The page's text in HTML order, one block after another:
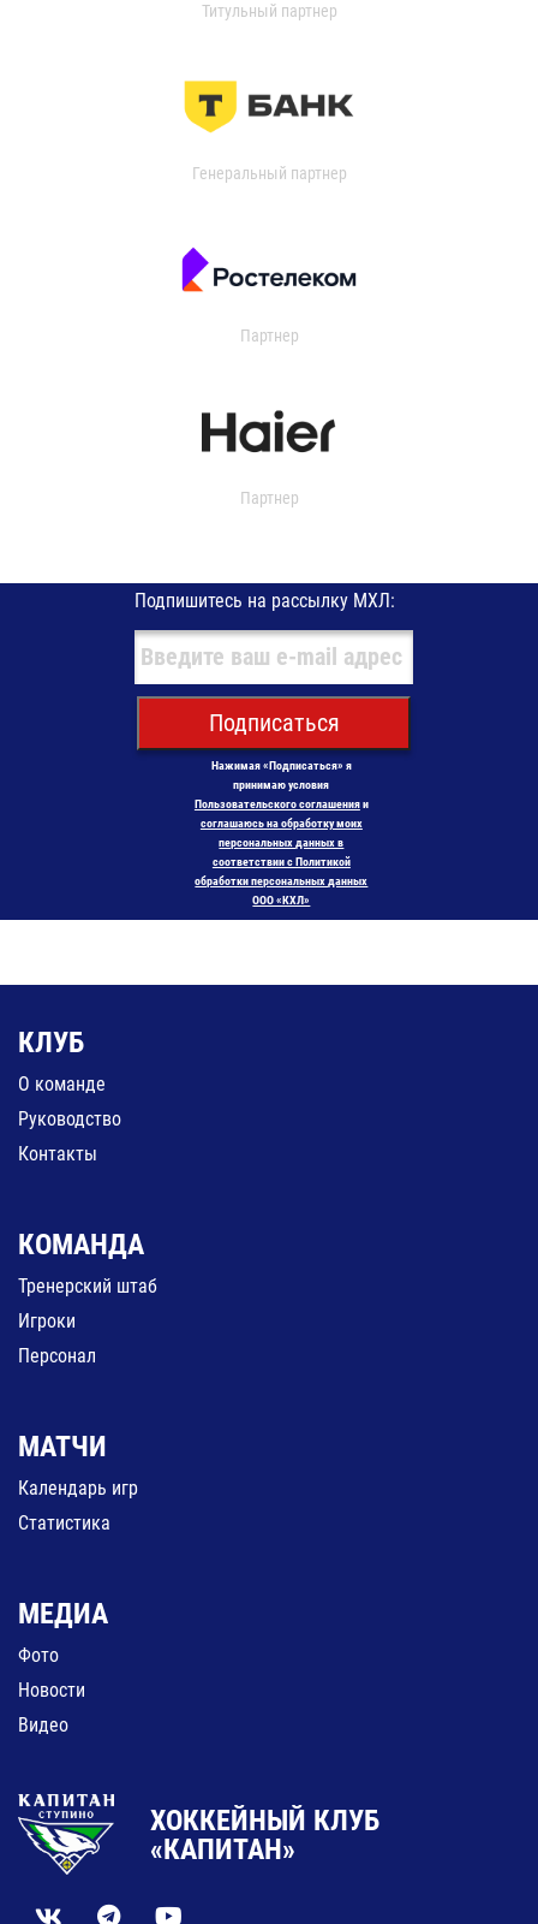
Титульный партнер
Генеральный партнер
Партнер
Партнер
Подпишитесь на рассылку МХЛ:
Подписаться
Нажимая «Подписаться» я
принимаю условия
Пользовательского соглашенияи
соглашаюсь на обработку моих
персональных данных в
соответствии с Политикой
обработки персональных данных
ООО «КХЛ»
КЛУБ
О команде
Руководство
Контакты
КОМАНДА
Тренерский штаб
Игроки
Персонал
МАТЧИ
Календарь игр
Статистика
МЕДИА
Фото
Новости
Видео
ХОККЕЙНЫЙ КЛУБ
«КАПИТАН»